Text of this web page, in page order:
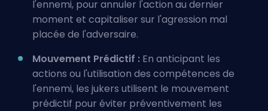
l'ennemi, pour annuler l'action au dernier
moment et capitaliser sur l'agression mal
placée de l'adversaire.
Mouvement Prédictif : En anticipant les
actions ou l'utilisation des compétences de
l'ennemi, les jukers utilisent le mouvement
prédictif pour éviter préventivement les